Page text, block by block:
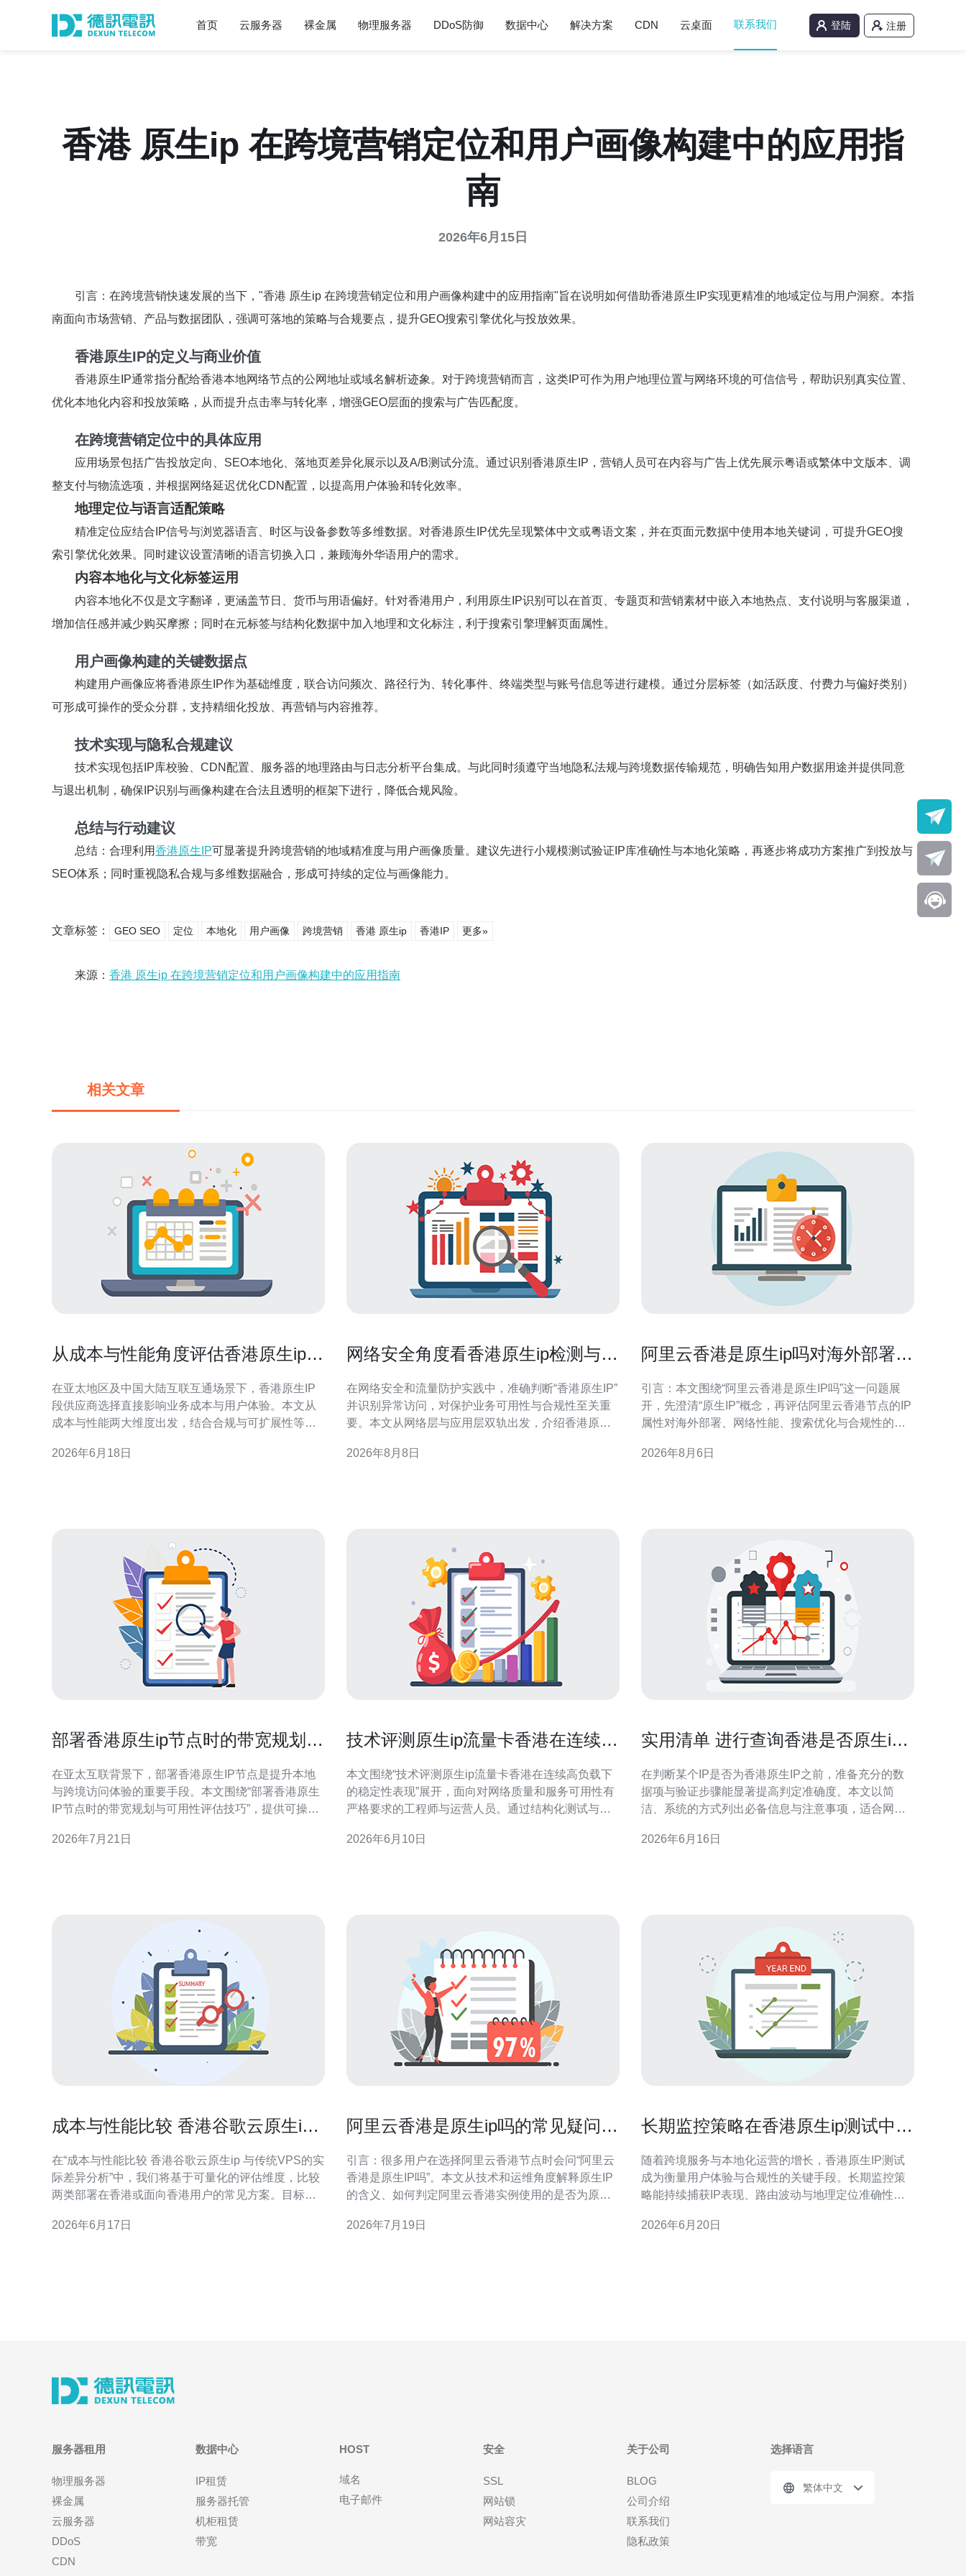
首页 云服务器 裸金属 物理服务器 DDoS防御 数据中心 解决方案 CDN 云桌面 联系我们 登陆 注册
香港 原生ip 在跨境营销定位和用户画像构建中的应用指
南
2026年6月15日
引言：在跨境营销快速发展的当下，"香港 原生ip 在跨境营销定位和用户画像构建中的应用指南"旨在说明如何借助香港原生IP实现更精准的地域定位与用户洞察。本指
南面向市场营销、产品与数据团队，强调可落地的策略与合规要点，提升GEO搜索引擎优化与投放效果。
香港原生IP的定义与商业价值
香港原生IP通常指分配给香港本地网络节点的公网地址或域名解析迹象。对于跨境营销而言，这类IP可作为用户地理位置与网络环境的可信信号，帮助识别真实位置、
优化本地化内容和投放策略，从而提升点击率与转化率，增强GEO层面的搜索与广告匹配度。
在跨境营销定位中的具体应用
应用场景包括广告投放定向、SEO本地化、落地页差异化展示以及A/B测试分流。通过识别香港原生IP，营销人员可在内容与广告上优先展示粤语或繁体中文版本、调
整支付与物流选项，并根据网络延迟优化CDN配置，以提高用户体验和转化效率。
地理定位与语言适配策略
精准定位应结合IP信号与浏览器语言、时区与设备参数等多维数据。对香港原生IP优先呈现繁体中文或粤语文案，并在页面元数据中使用本地关键词，可提升GEO搜
索引擎优化效果。同时建议设置清晰的语言切换入口，兼顾海外华语用户的需求。
内容本地化与文化标签运用
内容本地化不仅是文字翻译，更涵盖节日、货币与用语偏好。针对香港用户，利用原生IP识别可以在首页、专题页和营销素材中嵌入本地热点、支付说明与客服渠道，
增加信任感并减少购买摩擦；同时在元标签与结构化数据中加入地理和文化标注，利于搜索引擎理解页面属性。
用户画像构建的关键数据点
构建用户画像应将香港原生IP作为基础维度，联合访问频次、路径行为、转化事件、终端类型与账号信息等进行建模。通过分层标签（如活跃度、付费力与偏好类别）
可形成可操作的受众分群，支持精细化投放、再营销与内容推荐。
技术实现与隐私合规建议
技术实现包括IP库校验、CDN配置、服务器的地理路由与日志分析平台集成。与此同时须遵守当地隐私法规与跨境数据传输规范，明确告知用户数据用途并提供同意
与退出机制，确保IP识别与画像构建在合法且透明的框架下进行，降低合规风险。
总结与行动建议
总结：合理利用香港原生IP可显著提升跨境营销的地域精准度与用户画像质量。建议先进行小规模测试验证IP库准确性与本地化策略，再逐步将成功方案推广到投放与
SEO体系；同时重视隐私合规与多维数据融合，形成可持续的定位与画像能力。
文章标签： GEO SEO 定位 本地化 用户画像 跨境营销 香港 原生ip 香港IP 更多»
来源： 香港 原生ip 在跨境营销定位和用户画像构建中的应用指南
相关文章
从成本与性能角度评估香港原生ip段
在亚太地区及中国大陆互联互通场景下，香港原生IP
段供应商选择直接影响业务成本与用户体验。本文从
成本与性能两大维度出发，结合合规与可扩展性等要
求与约束下做出平衡决策。 为什么选择香港原生IP段
2026年6月18日
网络安全角度看香港原生ip检测与异
在网络安全和流量防护实践中，准确判断“香港原生IP”
并识别异常访问，对保护业务可用性与合规性至关重
要。本文从网络层与应用层双轨出发，介绍香港原生
法，以及可落地的联合防御策略，帮助安全团队提高
2026年8月8日
阿里云香港是原生ip吗对海外部署和
引言：本文围绕“阿里云香港是原生IP吗”这一问题展
开，先澄清“原生IP”概念，再评估阿里云香港节点的IP
属性对海外部署、网络性能、搜索优化与合规性的影
什么是“原生IP”及其判断标准 原生IP通常指由当地运营
2026年8月6日
部署香港原生ip节点时的带宽规划与
在亚太互联背景下，部署香港原生IP节点是提升本地
与跨境访问体验的重要手段。本文围绕“部署香港原生
IP节点时的带宽规划与可用性评估技巧”，提供可操作
监控与合规之间取得平衡。 理解香港原生IP节点的网
2026年7月21日
技术评测原生ip流量卡香港在连续高
本文围绕“技术评测原生ip流量卡香港在连续高负载下
的稳定性表现”展开，面向对网络质量和服务可用性有
严格要求的工程师与运营人员。通过结构化测试与指
下的实际表现与风险点，为部署与优化提供依据。 测
2026年6月10日
实用清单 进行查询香港是否原生ip
在判断某个IP是否为香港原生IP之前，准备充分的数
据项与验证步骤能显著提高判定准确度。本文以简
洁、系统的方式列出必备信息与注意事项，适合网络
什么要在查询前准备数据项 事先准备数据项可以避免
2026年6月16日
成本与性能比较 香港谷歌云原生ip
在“成本与性能比较 香港谷歌云原生ip 与传统VPS的实
际差异分析”中，我们将基于可量化的评估维度，比较
两类部署在香港或面向香港用户的常见方案。目标是
复杂度之间做出平衡选择。 定义与适用场景 谷歌云原
2026年6月17日
阿里云香港是原生ip吗的常见疑问与
引言：很多用户在选择阿里云香港节点时会问“阿里云
香港是原生IP吗”。本文从技术和运维角度解释原生IP
的含义、如何判定阿里云香港实例使用的是否为原生
议，便于搜索与决策。 什么是“原生IP”及其技术含义
2026年7月19日
长期监控策略在香港原生ip测试中的
随着跨境服务与本地化运营的增长，香港原生IP测试
成为衡量用户体验与合规性的关键手段。长期监控策
略能持续捕获IP表现、路由波动与地理定位准确性，
于长期监控在香港原生IP测试中的实际作用与可落地
2026年6月20日
服务器租用
物理服务器
裸金属
云服务器
DDoS
CDN
数据中心
IP租赁
服务器托管
机柜租赁
带宽
HOST
域名
电子邮件
安全
SSL
网站锁
网站容灾
关于公司
BLOG
公司介绍
联系我们
隐私政策
选择语言
繁体中文